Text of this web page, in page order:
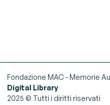
Fondazione MAC - Memorie
Digital Library
2025 © Tutti i diritti riservati